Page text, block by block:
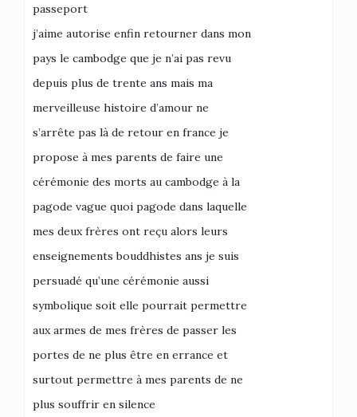
passeport
j’aime autorise enfin retourner dans mon
pays le cambodge que je n’ai pas revu
depuis plus de trente ans mais ma
merveilleuse histoire d’amour ne
s’arrête pas là de retour en france je
propose à mes parents de faire une
cérémonie des morts au cambodge à la
pagode vague quoi pagode dans laquelle
mes deux frères ont reçu alors leurs
enseignements bouddhistes ans je suis
persuadé qu’une cérémonie aussi
symbolique soit elle pourrait permettre
aux armes de mes frères de passer les
portes de ne plus être en errance et
surtout permettre à mes parents de ne
plus souffrir en silence